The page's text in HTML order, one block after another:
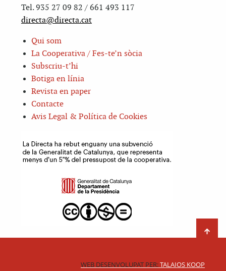
Tel. 935 27 09 82 / 661 493 117
directa@directa.cat
Qui som
La Cooperativa / Fes-te’n sòcia
Subscriu-t’hi
Botiga en línia
Revista en paper
Contacte
Avis Legal & Política de Cookies
WEB DESENVOLUPAT PER:TALAIOS KOOP